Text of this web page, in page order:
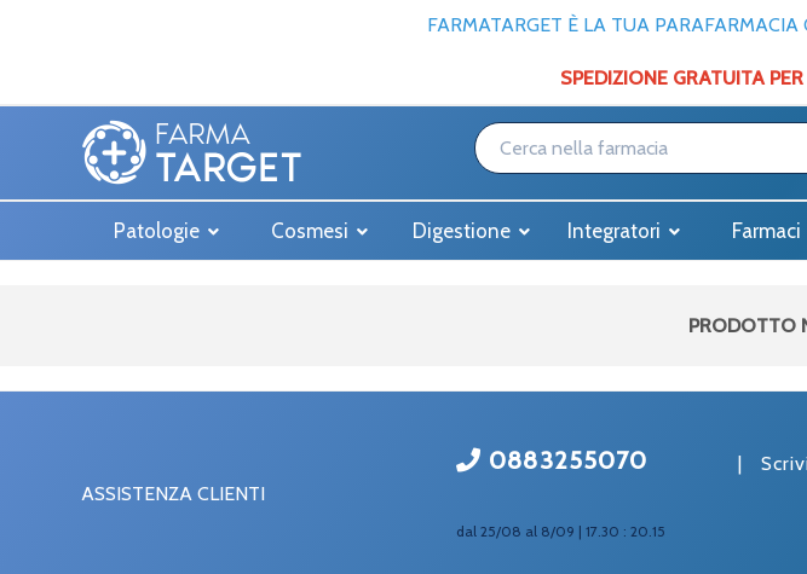
FARMATARGET È LA TUA
SPEDIZIONE GRATUITA
Patologie Cosmesi Digestione Integratori Farmaci
PRODOTTO
ASSISTENZA CLIENTI
0883255070
dal 25/08 al 8/09 | 17.30 : 20.15
|